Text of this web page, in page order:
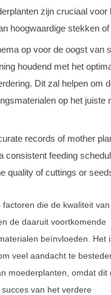
zijn cruciaal voor
hoogwaardige stekken of
op voor de oogst van
houdend met het
Dit zal helpen om
op het juiste
records of mother
consistent feeding
quality of cuttings or
factoren die de kwaliteit van
de daaruit voortkomende
beïnvloeden. Het
veel aandacht te
moederplanten, omdat dit
van het verdere